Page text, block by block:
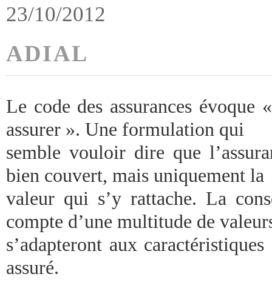
23/10/2012
ADIAL
Le code des assurances
assurer ». Une formulation qui
semble vouloir dire que
bien couvert, mais uniquement la
valeur qui s’y rattache. La
compte d’une multitude de
s’adapteront aux
assuré.